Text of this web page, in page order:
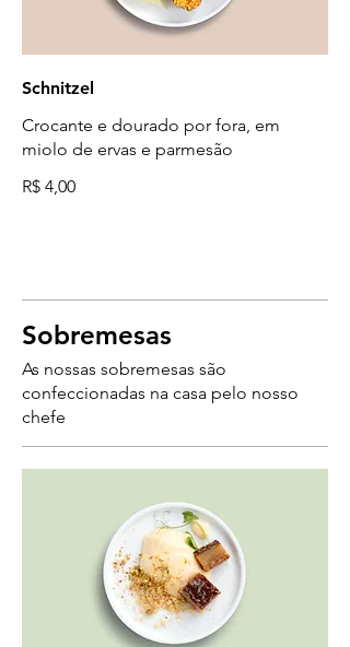
Schnitzel
Crocante e dourado por fora, em
miolo de ervas e parmesão
R$ 4,00
Sobremesas
As nossas sobremesas são
confeccionadas na casa pelo nosso
chefe